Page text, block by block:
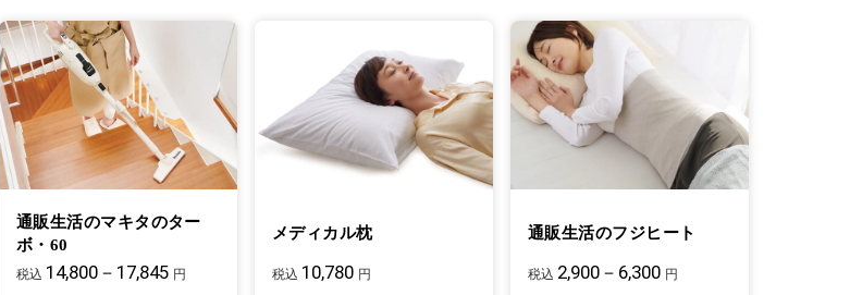
通販生活のマキタのター
ボ・60
税込 14,800－17,845 円
メディカル枕
税込 10,780 円
通販生活のフジヒート
税込 2,900－6,300 円